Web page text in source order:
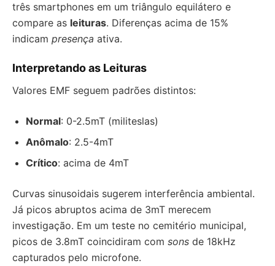
três smartphones em um triângulo equilátero e
compare as leituras. Diferenças acima de 15%
indicam presença ativa.
Interpretando as Leituras
Valores EMF seguem padrões distintos:
Normal: 0-2.5mT (militeslas)
Anômalo: 2.5-4mT
Crítico: acima de 4mT
Curvas sinusoidais sugerem interferência ambiental.
Já picos abruptos acima de 3mT merecem
investigação. Em um teste no cemitério municipal,
picos de 3.8mT coincidiram com sons de 18kHz
capturados pelo microfone.